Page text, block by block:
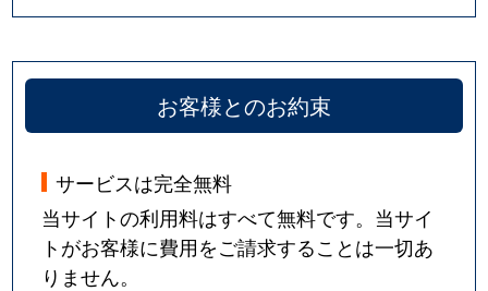
お客様とのお約束
サービスは完全無料
当サイトの利用料はすべて無料です。当サイ
トがお客様に費用をご請求することは一切あ
りません。